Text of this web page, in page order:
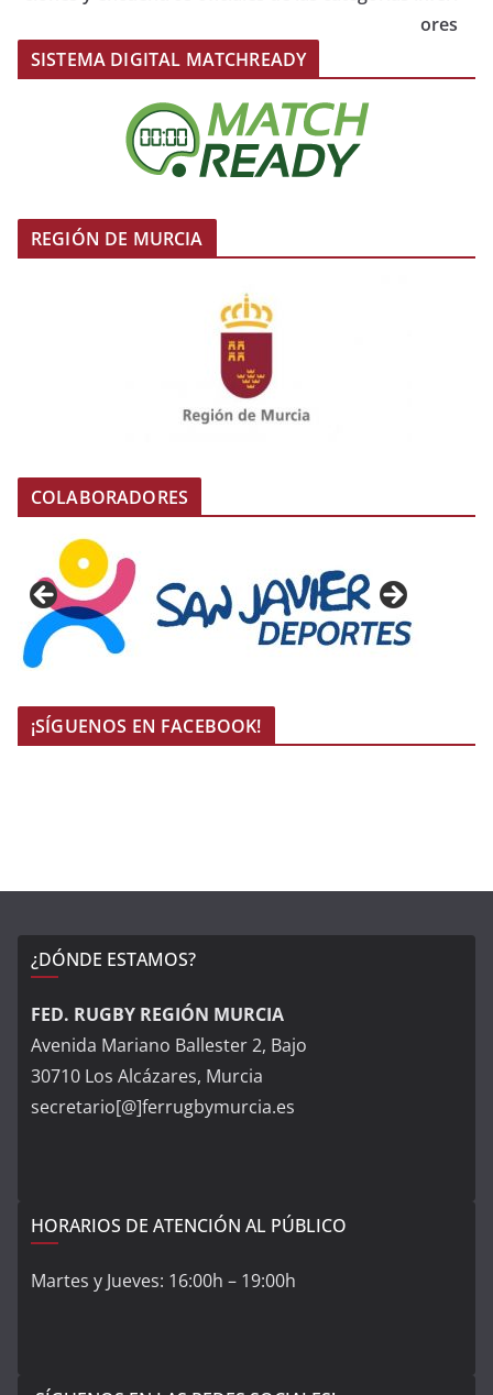
ores
SISTEMA DIGITAL MATCHREADY
REGIÓN DE MURCIA
COLABORADORES
¡SÍGUENOS EN FACEBOOK!
¿DÓNDE ESTAMOS?
FED. RUGBY REGIÓN MURCIA
Avenida Mariano Ballester 2, Bajo
30710 Los Alcázares, Murcia
secretario[@]ferrugbymurcia.es
HORARIOS DE ATENCIÓN AL PÚBLICO
Martes y Jueves: 16:00h – 19:00h